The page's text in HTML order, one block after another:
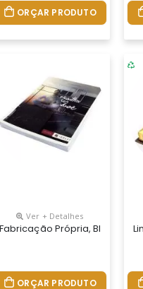
ORÇAR PRODUTO
Em 4 Cores, Miolo
Bloco De Capa Flexível
Lâmina DeDo Seu Jeito.
Ver + Detalhes
Fabricação Própria, Blocos
ORÇAR PRODUTO